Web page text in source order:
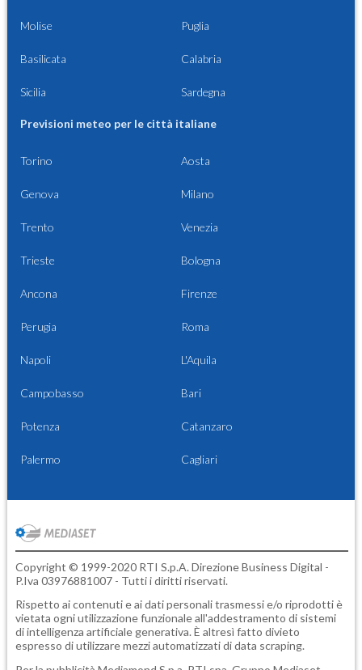
Molise Puglia
Basilicata Calabria
Sicilia Sardegna
Previsioni meteo per le città italiane
Torino Aosta
Genova Milano
Trento Venezia
Trieste Bologna
Ancona Firenze
Perugia Roma
Napoli L'Aquila
Campobasso Bari
Potenza Catanzaro
Palermo Cagliari
Copyright © 1999-2020 RTI S.p.A. Direzione Business Digital -
P.Iva 03976881007 - Tutti i diritti riservati.
Rispetto ai contenuti e ai dati personali trasmessi e/o riprodotti è
vietata ogni utilizzazione funzionale all'addestramento di sistemi
di intelligenza artificiale generativa. È altresì fatto divieto
espresso di utilizzare mezzi automatizzati di data scraping.